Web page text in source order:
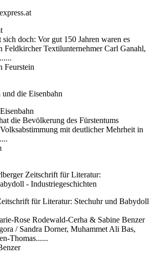
doch: Vor gut 150 Jahren waren es
Feldkircher Textilunternehmer Carl Ganahl,
Feurstein
die Bevölkerung des Fürstentums
mit deutlicher Mehrheit in
für Literatur: Stechuhr und Babydoll
Rose Rodewald-Cerha & Sabine Benzer
/ Sandra Dorner, Muhammet Ali Bas,
Thomas......